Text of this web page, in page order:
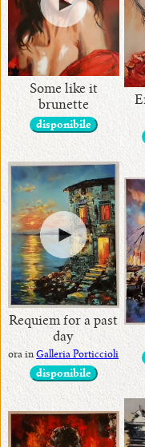
Some like it
brunette
disponibile
Requiem for a past
day
ora inGalleria Porticcioli
disponibile